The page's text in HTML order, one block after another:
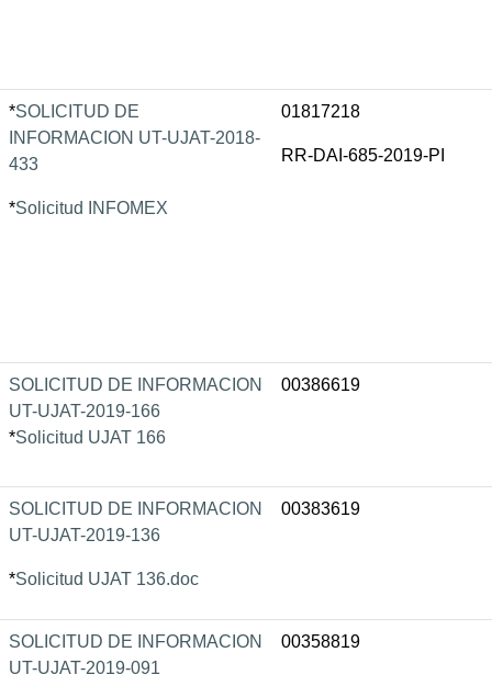
*SOLICITUD DE
INFORMACION UT-UJAT-2018-
433
*Solicitud INFOMEX
01817218
RR-DAI-685-2019-PI
SOLICITUD DE INFORMACION
UT-UJAT-2019-166
*Solicitud UJAT 166
00386619
SOLICITUD DE INFORMACION
UT-UJAT-2019-136
*Solicitud UJAT 136.doc
00383619
SOLICITUD DE INFORMACION
UT-UJAT-2019-091
00358819